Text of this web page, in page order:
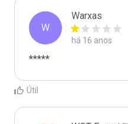
W
Warxas
há 16 anos
*****
Útil